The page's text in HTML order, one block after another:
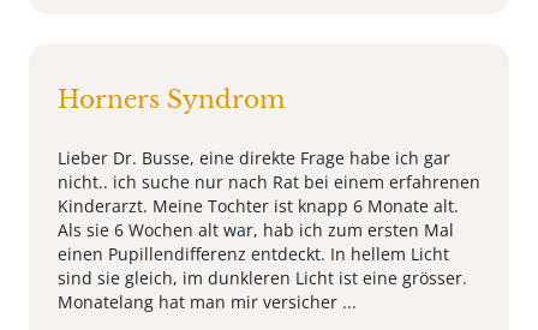
Horners Syndrom
Lieber Dr. Busse, eine direkte Frage habe ich gar
nicht.. ich suche nur nach Rat bei einem erfahrenen
Kinderarzt. Meine Tochter ist knapp 6 Monate alt.
Als sie 6 Wochen alt war, hab ich zum ersten Mal
einen Pupillendifferenz entdeckt. In hellem Licht
sind sie gleich, im dunkleren Licht ist eine grösser.
Monatelang hat man mir versicher ...